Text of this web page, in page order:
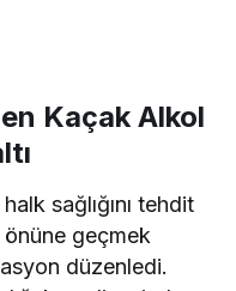
Kaçak Alkol
sağlığını tehdit
önüne geçmek
düzenledi.